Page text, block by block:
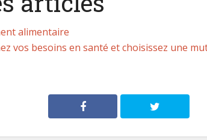
alimentaire
vos besoins en santé et choisissez une